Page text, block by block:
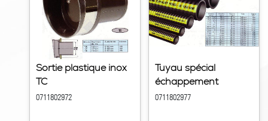
Sortie plastique inox
TC
0711802972
Tuyau spécial
échappement
0711802977